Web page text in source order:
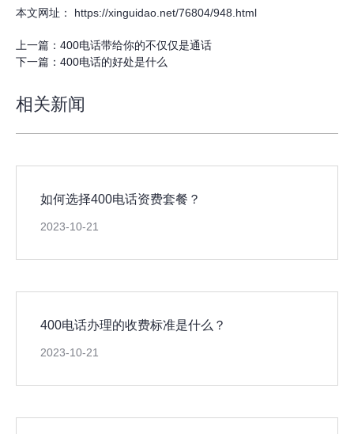
本文网址： https://xinguidao.net/76804/948.html
上一篇： 400电话带给你的不仅仅是通话
下一篇： 400电话的好处是什么
相关新闻
如何选择400电话资费套餐？
2023-10-21
400电话办理的收费标准是什么？
2023-10-21